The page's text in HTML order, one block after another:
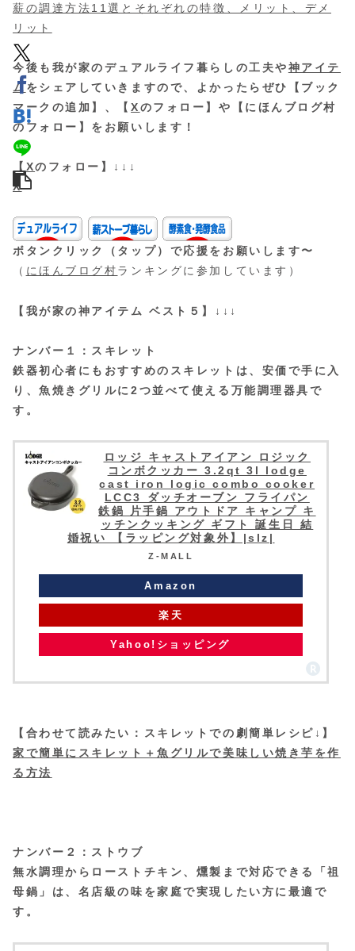
薪の調達方法11選とそれぞれの特徴、メリット、デメ
リット
今後も我が家のデュアルライフ暮らしの工夫や神アイテ
ムをシェアしていきますので、よかったらぜひ【ブック
マークの追加】、【Xのフォロー】や【にほんブログ村
のフォロー】をお願いします！
【 Xのフォロー】↓↓↓
X
ボタンクリック（タップ）で応援をお願いします〜
（ にほんブログ村ランキングに参加しています）
【我が家の神アイテム ベスト５】↓↓↓
ナンバー１：スキレット
鉄器初心者にもおすすめのスキレットは、安価で手に入
り、魚焼きグリルに2つ並べて使える万能調理器具で
す。
ロッジ キャストアイアン ロジック
コンボクッカー 3.2qt 3l lodge
cast iron logic combo cooker
LCC3 ダッチオーブン フライパン
鉄鍋 片手鍋 アウトドア キャンプ キ
ッチンクッキング ギフト 誕生日 結
婚祝い 【ラッピング対象外】|slz|
Z-MALL
Amazon
楽天
Yahoo!ショッピング
【合わせて読みたい：スキレットでの劇簡単レシピ↓】
家で簡単にスキレット＋魚グリルで美味しい焼き芋を作
る方法
ナンバー２：ストウブ
無水調理からローストチキン、燻製まで対応できる「祖
母鍋」は、名店級の味を家庭で実現したい方に最適で
す。